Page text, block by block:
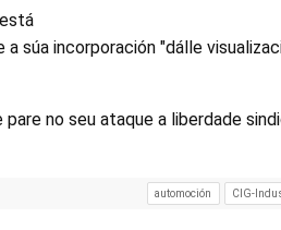
súa incorporación "dálle
no seu ataque a liberdade
automoción CIG-